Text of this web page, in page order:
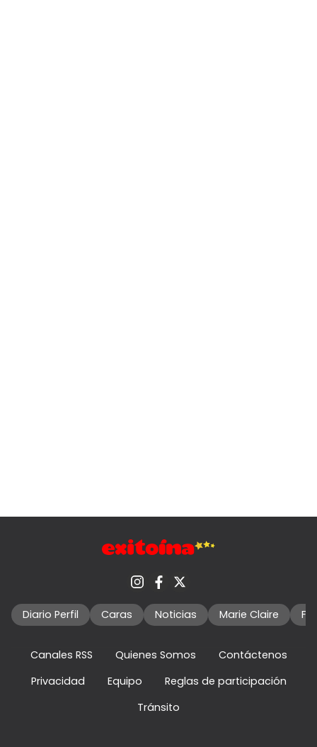
Diario Perfil Caras Noticias Marie Claire
Canales RSS Quienes Somos
Contáctenos
Privacidad
Equipo
Reglas de participación
Tránsito